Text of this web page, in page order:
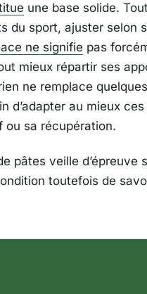
une base solide.
du sport, ajuster selon
ne signifie pas
mieux répartir ses
ne remplace
d’adapter au mieux
ou sa récupération.
pâtes veille d’épreuve
toutefois de